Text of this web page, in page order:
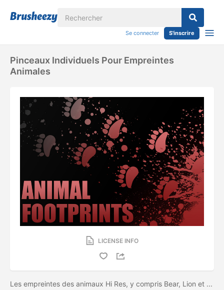
Se connecter S'inscrire
Pinceaux Individuels Pour Empreintes
Animales
LICENSE INFO
Les empreintes des animaux Hi Res, y compris Bear, Lion et ...